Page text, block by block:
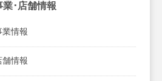
業･店舗情報
業情報
舗情報